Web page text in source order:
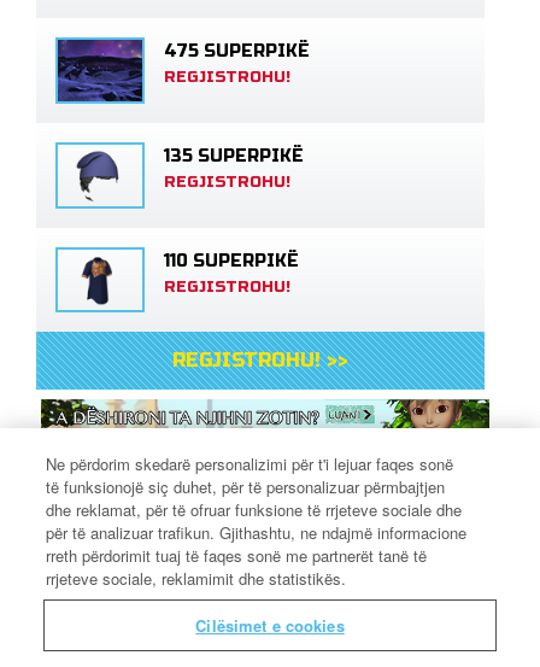
475 SUPERPIKË
REGJISTROHU!
135 SUPERPIKË
REGJISTROHU!
110 SUPERPIKË
REGJISTROHU!
REGJISTROHU! >>
PAJISJA P & P E
PROFESOR KUANTUMIT
Kush shkon në ferr?
Ne përdorim skedarë personalizimi për t'i lejuar faqes sonë
të funksionojë siç duhet, për të personalizuar përmbajtjen
dhe reklamat, për të ofruar funksione të rrjeteve sociale dhe
për të analizuar trafikun. Gjithashtu, ne ndajmë informacione
rreth përdorimit tuaj të faqes sonë me partnerët tanë të
rrjeteve sociale, reklamimit dhe statistikës.
Cilësimet e cookies